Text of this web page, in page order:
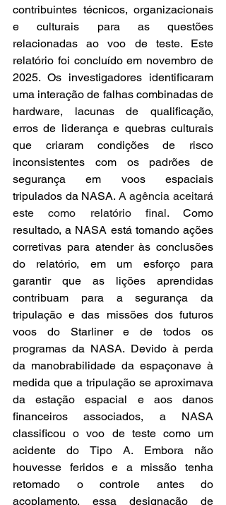
contribuintes técnicos, organizacionais
e culturais para as questões
relacionadas ao voo de teste. Este
relatório foi concluído em novembro de
2025. Os investigadores identificaram
uma interação de falhas combinadas de
hardware, lacunas de qualificação,
erros de liderança e quebras culturais
que criaram condições de risco
inconsistentes com os padrões de
segurança em voos espaciais
tripulados da NASA. A agência aceitará
este como relatório final. Como
resultado, a NASA está tomando ações
corretivas para atender às conclusões
do relatório, em um esforço para
garantir que as lições aprendidas
contribuam para a segurança da
tripulação e das missões dos futuros
voos do Starliner e de todos os
programas da NASA. Devido à perda
da manobrabilidade da espaçonave à
medida que a tripulação se aproximava
da estação espacial e aos danos
financeiros associados, a NASA
classificou o voo de teste como um
acidente do Tipo A. Embora não
houvesse feridos e a missão tenha
retomado o controle antes do
acoplamento, essa designação de